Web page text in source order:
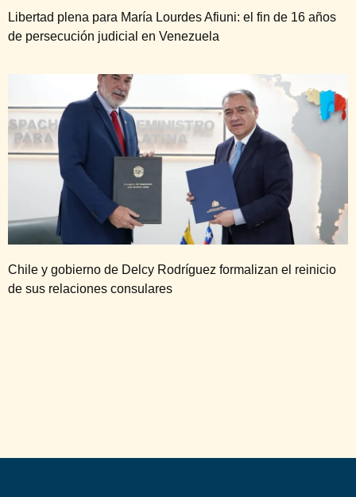
Libertad plena para María Lourdes Afiuni: el fin de 16 años
de persecución judicial en Venezuela
Chile y gobierno de Delcy Rodríguez formalizan el reinicio
de sus relaciones consulares